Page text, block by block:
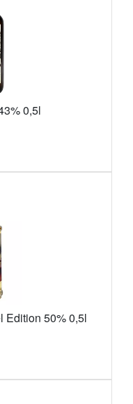
0,5l
Edition 50% 0,5l